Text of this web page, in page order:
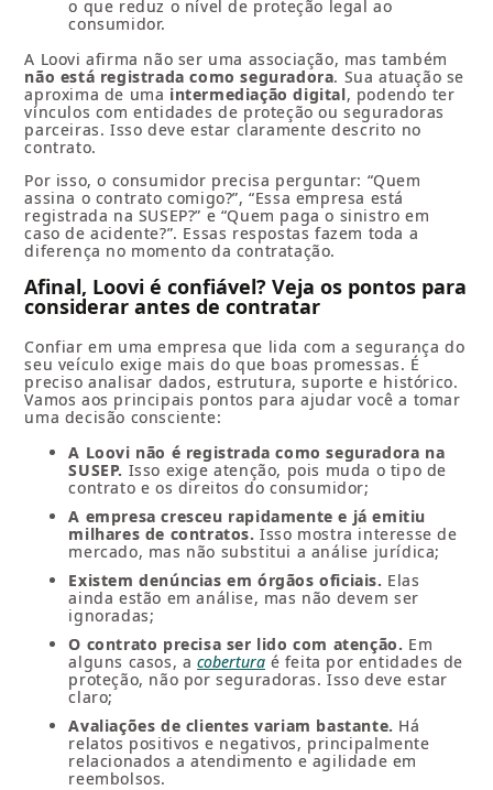
o que reduz o nível de proteção legal ao
consumidor.
A Loovi afirma não ser uma associação, mas também
não está registrada como seguradora. Sua atuação se
aproxima de uma intermediação digital, podendo ter
vínculos com entidades de proteção ou seguradoras
parceiras. Isso deve estar claramente descrito no
contrato.
Por isso, o consumidor precisa perguntar: “Quem
assina o contrato comigo?”, “Essa empresa está
registrada na SUSEP?” e “Quem paga o sinistro em
caso de acidente?”. Essas respostas fazem toda a
diferença no momento da contratação.
Afinal, Loovi é confiável? Veja os pontos para
considerar antes de contratar
Confiar em uma empresa que lida com a segurança do
seu veículo exige mais do que boas promessas. É
preciso analisar dados, estrutura, suporte e histórico.
Vamos aos principais pontos para ajudar você a tomar
uma decisão consciente:
A Loovi não é registrada como seguradora na
SUSEP. Isso exige atenção, pois muda o tipo de
contrato e os direitos do consumidor;
A empresa cresceu rapidamente e já emitiu
milhares de contratos. Isso mostra interesse de
mercado, mas não substitui a análise jurídica;
Existem denúncias em órgãos oficiais. Elas
ainda estão em análise, mas não devem ser
ignoradas;
O contrato precisa ser lido com atenção. Em
alguns casos, acobertura é feita por entidades de
proteção, não por seguradoras. Isso deve estar
claro;
Avaliações de clientes variam bastante. Há
relatos positivos e negativos, principalmente
relacionados a atendimento e agilidade em
reembolsos.